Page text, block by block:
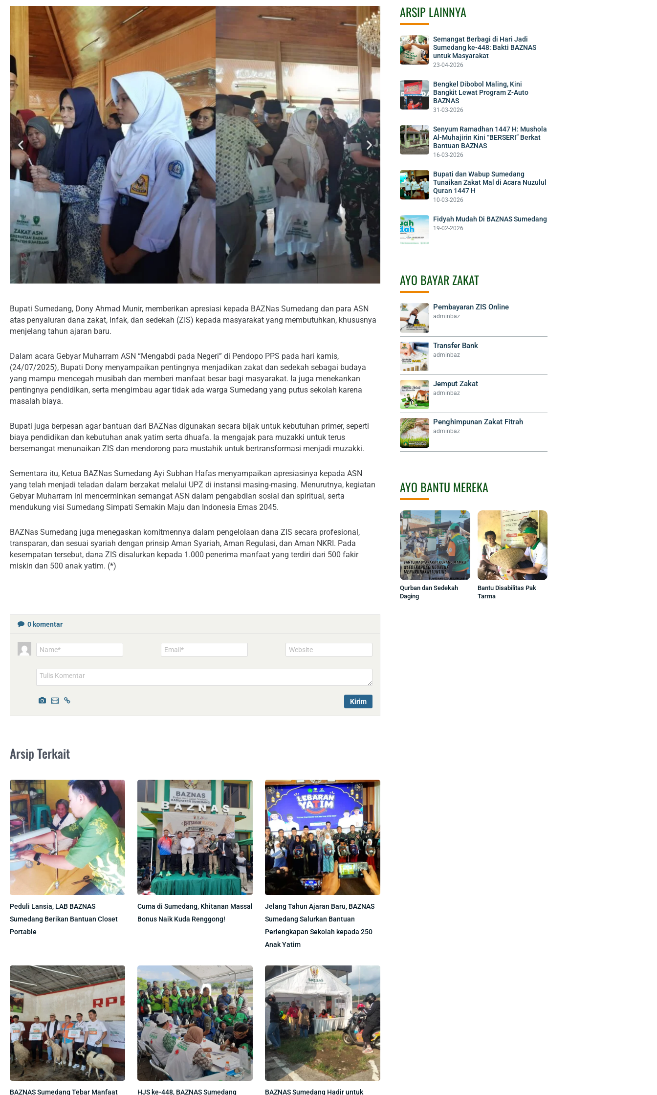
Bupati Sumedang, Dony Ahmad Munir, memberikan apresiasi kepada BAZNas Sumedang dan para ASN
atas penyaluran dana zakat, infak, dan sedekah (ZIS) kepada masyarakat yang membutuhkan, khususnya
menjelang tahun ajaran baru.
Dalam acara Gebyar Muharram ASN “Mengabdi pada Negeri” di Pendopo PPS pada hari kamis,
(24/07/2025), Bupati Dony menyampaikan pentingnya menjadikan zakat dan sedekah sebagai budaya
yang mampu mencegah musibah dan memberi manfaat besar bagi masyarakat. Ia juga menekankan
pentingnya pendidikan, serta mengimbau agar tidak ada warga Sumedang yang putus sekolah karena
masalah biaya.
Bupati juga berpesan agar bantuan dari BAZNas digunakan secara bijak untuk kebutuhan primer, seperti
biaya pendidikan dan kebutuhan anak yatim serta dhuafa. Ia mengajak para muzakki untuk terus
bersemangat menunaikan ZIS dan mendorong para mustahik untuk bertransformasi menjadi muzakki.
Sementara itu, Ketua BAZNas Sumedang Ayi Subhan Hafas menyampaikan apresiasinya kepada ASN
yang telah menjadi teladan dalam berzakat melalui UPZ di instansi masing-masing. Menurutnya, kegiatan
Gebyar Muharram ini mencerminkan semangat ASN dalam pengabdian sosial dan spiritual, serta
mendukung visi Sumedang Simpati Semakin Maju dan Indonesia Emas 2045.
BAZNas Sumedang juga menegaskan komitmennya dalam pengelolaan dana ZIS secara profesional,
transparan, dan sesuai syariah dengan prinsip Aman Syariah, Aman Regulasi, dan Aman NKRI. Pada
kesempatan tersebut, dana ZIS disalurkan kepada 1.000 penerima manfaat yang terdiri dari 500 fakir
miskin dan 500 anak yatim. (*)
0 komentar
Name* Email* Website
Arsip Terkait
Peduli Lansia, LAB BAZNAS
Sumedang Berikan Bantuan Closet
Portable
Cuma di Sumedang, Khitanan Massal
Bonus Naik Kuda Renggong!
Jelang Tahun Ajaran Baru, BAZNAS
Sumedang Salurkan Bantuan
Perlengkapan Sekolah kepada 250
Anak Yatim
BAZNAS Sumedang Tebar Manfaat HJS ke-448, BAZNAS Sumedang BAZNAS Sumedang Hadir untuk
ARSIP LAINNYA
Semangat Berbagi di Hari Jadi
Sumedang ke-448: Bakti BAZNAS
untuk Masyarakat
23-04-2026
Bengkel Dibobol Maling, Kini
Bangkit Lewat Program Z-Auto
BAZNAS
31-03-2026
Senyum Ramadhan 1447 H: Mushola
Al-Muhajirin Kini “BERSERI” Berkat
Bantuan BAZNAS
16-03-2026
Bupati dan Wabup Sumedang
Tunaikan Zakat Mal di Acara Nuzulul
Quran 1447 H
10-03-2026
Fidyah Mudah Di BAZNAS Sumedang
19-02-2026
AYO BAYAR ZAKAT
Pembayaran ZIS Online
adminbaz
Transfer Bank
adminbaz
Jemput Zakat
adminbaz
Penghimpunan Zakat Fitrah
adminbaz
AYO BANTU MEREKA
Qurban dan Sedekah
Daging
Bantu Disabilitas Pak
Tarma